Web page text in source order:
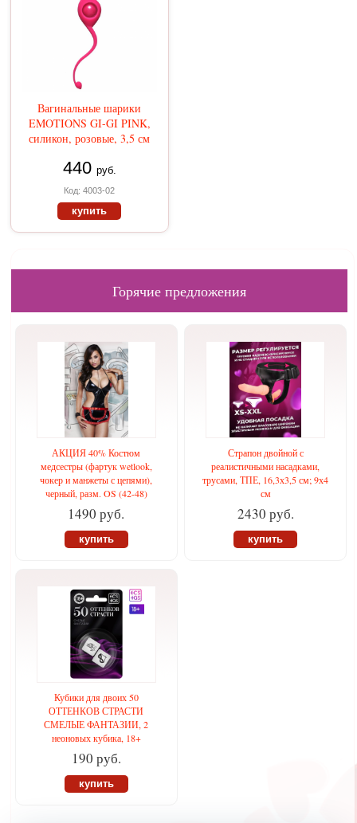
Вагинальные шарики
EMOTIONS GI-GI PINK,
силикон, розовые, 3,5 см
440 руб.
Код: 4003-02
купить
Горячие предложения
АКЦИЯ 40% Костюм
медсестры (фартук wetlook,
чокер и манжеты с цепями),
черный, разм. OS (42-48)
1490 руб.
купить
Страпон двойной с
реалистичными насадками,
трусами, ТПЕ, 16,3х3,5 см; 9х4
см
2430 руб.
купить
Кубики для двоих 50
ОТТЕНКОВ СТРАСТИ
СМЕЛЫЕ ФАНТАЗИИ, 2
неоновых кубика, 18+
190 руб.
купить